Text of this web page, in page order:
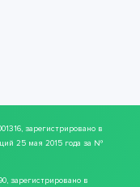
зарегистрировано в
25 мая 2015 года за №
зарегистрировано в